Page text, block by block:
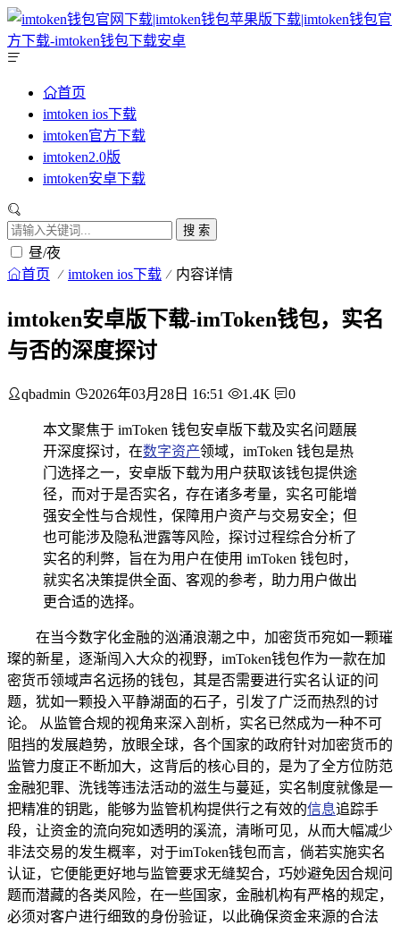
首页
imtoken ios下载
imtoken官方下载
imtoken2.0版
imtoken安卓下载
搜 索
昼/夜
首页 imtoken ios下载 内容详情
imtoken安卓版下载-imToken钱包，实名
与否的深度探讨
qbadmin 2026年03月28日 16:51 1.4K 0
本文聚焦于 imToken 钱包安卓版下载及实名问题展
开深度探讨，在数字资产领域，imToken 钱包是热
门选择之一，安卓版下载为用户获取该钱包提供途
径，而对于是否实名，存在诸多考量，实名可能增
强安全性与合规性，保障用户资产与交易安全；但
也可能涉及隐私泄露等风险，探讨过程综合分析了
实名的利弊，旨在为用户在使用 imToken 钱包时，
就实名决策提供全面、客观的参考，助力用户做出
更合适的选择。
在当今数字化金融的汹涌浪潮之中，加密货币宛如一颗璀
璨的新星，逐渐闯入大众的视野，imToken钱包作为一款在加
密货币领域声名远扬的钱包，其是否需要进行实名认证的问
题，犹如一颗投入平静湖面的石子，引发了广泛而热烈的讨
论。 从监管合规的视角来深入剖析，实名已然成为一种不可
阻挡的发展趋势，放眼全球，各个国家的政府针对加密货币的
监管力度正不断加大，这背后的核心目的，是为了全方位防范
金融犯罪、洗钱等违法活动的滋生与蔓延，实名制度就像是一
把精准的钥匙，能够为监管机构提供行之有效的信息追踪手
段，让资金的流向宛如透明的溪流，清晰可见，从而大幅减少
非法交易的发生概率，对于imToken钱包而言，倘若实施实名
认证，它便能更好地与监管要求无缝契合，巧妙避免因合规问
题而潜藏的各类风险，在一些国家，金融机构有严格的规定，
必须对客户进行细致的身份验证，以此确保资金来源的合法